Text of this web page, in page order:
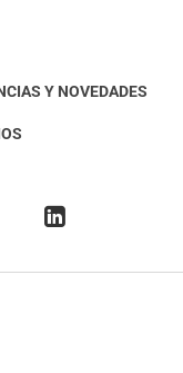
Y NOVEDADES